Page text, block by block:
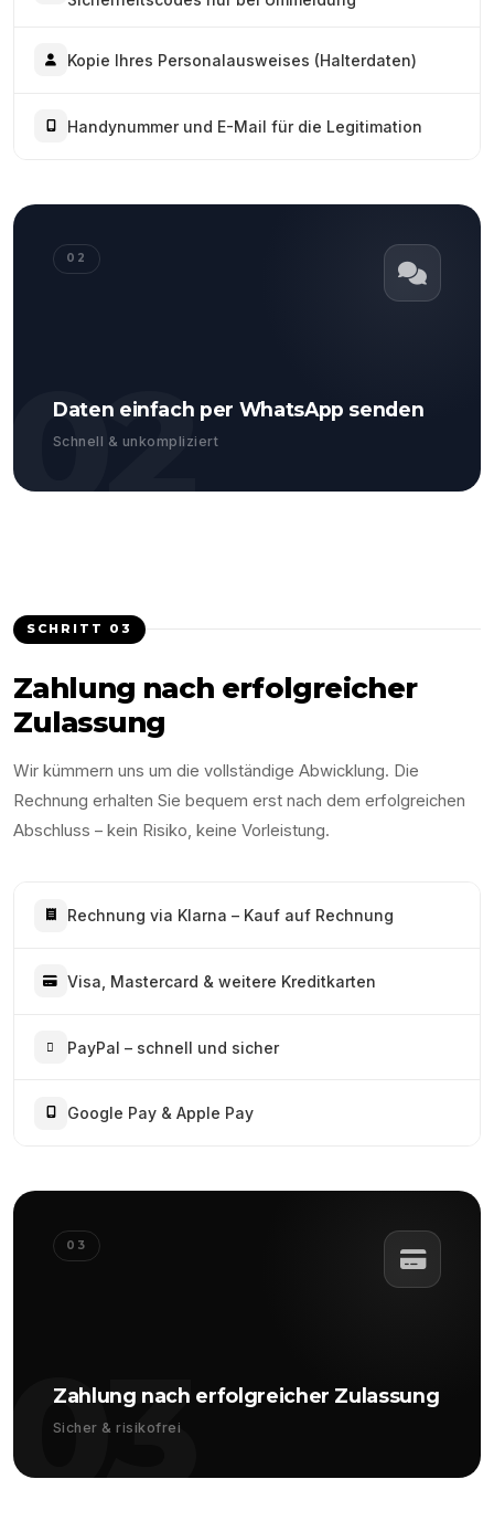
Kopie Ihres Personalausweises (Halterdaten)
Handynummer und E-Mail für die Legitimation
02
02
Daten einfach per WhatsApp senden
Schnell & unkompliziert
SCHRITT 03
Zahlung nach erfolgreicher
Zulassung
Wir kümmern uns um die vollständige Abwicklung. Die
Rechnung erhalten Sie bequem erst nach dem erfolgreichen
Abschluss – kein Risiko, keine Vorleistung.
Rechnung via Klarna – Kauf auf Rechnung
Visa, Mastercard & weitere Kreditkarten
PayPal – schnell und sicher
Google Pay & Apple Pay
03
03
Zahlung nach erfolgreicher Zulassung
Sicher & risikofrei